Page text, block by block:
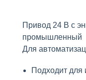
Привод 24 В с
промышленный
Для
Подходит для